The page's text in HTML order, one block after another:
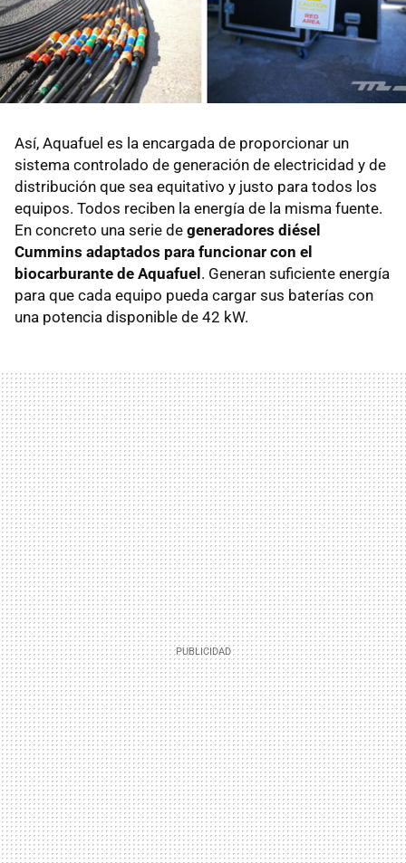
Así, Aquafuel es la encargada de proporcionar un
sistema controlado de generación de electricidad y de
distribución que sea equitativo y justo para todos los
equipos. Todos reciben la energía de la misma fuente.
En concreto una serie de generadores diésel
Cummins adaptados para funcionar con el
biocarburante de Aquafuel. Generan suficiente energía
para que cada equipo pueda cargar sus baterías con
una potencia disponible de 42 kW.